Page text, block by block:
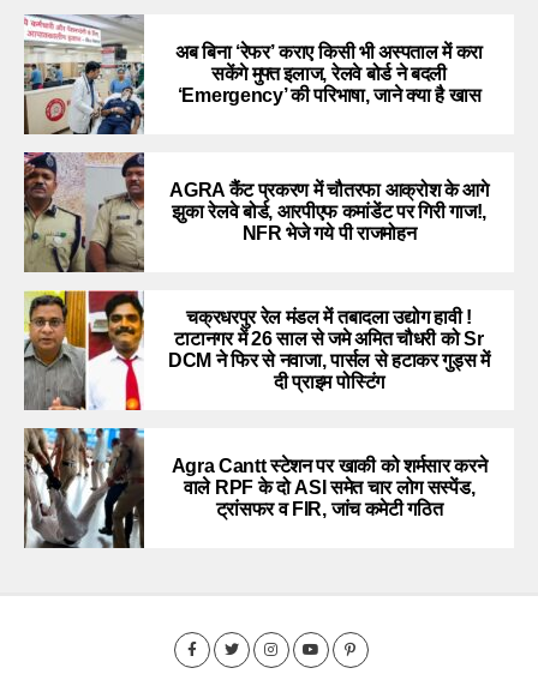
अब बिना ‘रेफर’ कराए किसी भी अस्पताल में करा
सकेंगे मुफ्त इलाज, रेलवे बोर्ड ने बदली
‘Emergency’ की परिभाषा, जाने क्या है खास
AGRA कैंट प्रकरण में चौतरफा आक्रोश के आगे
झुका रेलवे बोर्ड, आरपीएफ कमांडेंट पर गिरी गाज!,
NFR भेजे गये पी राजमोहन
चक्रधरपुर रेल मंडल में तबादला उद्योग हावी !
टाटानगर में 26 साल से जमे अमित चौधरी को Sr
DCM ने फिर से नवाजा, पार्सल से हटाकर गुड्स में
दी प्राइम पोस्टिंग
Agra Cantt स्टेशन पर खाकी को शर्मसार करने
वाले RPF के दो ASI समेत चार लोग सस्पेंड,
ट्रांसफर व FIR, जांच कमेटी गठित